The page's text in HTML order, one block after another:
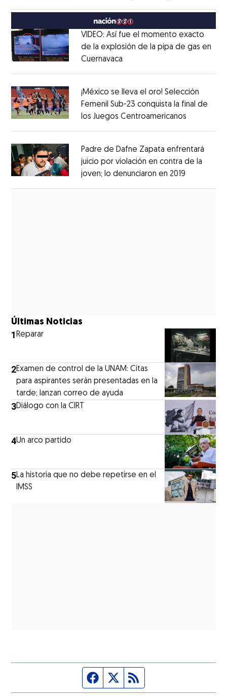
MéxicoOpens in new window
VIDEO: Así fue el momento exacto
de la explosión de la pipa de gas en
Cuernavaca
¡México se lleva el oro! Selección
Femenil Sub-23 conquista la final de
los Juegos Centroamericanos
Padre de Dafne Zapata enfrentará
juicio por violación en contra de la
joven; lo denunciaron en 2019
Últimas Noticias
1Reparar
2Examen de control de la UNAM: Citas
para aspirantes serán presentadas en la
tarde; lanzan correo de ayuda
3Diálogo con la CIRT
4Un arco partido
5La historia que no debe repetirse en el
IMSS
Página de Facebook
Fuente Twitter